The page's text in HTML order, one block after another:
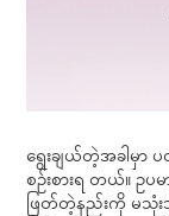
ရွေးချယ်တဲ့အခါမှ
စဉ်းစားရ တယ်။ ဥ
ဖြတ်တဲ့နည်းကို မသုံး